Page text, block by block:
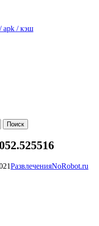
apk / кэш
РазвлеченияNoRobot.ru